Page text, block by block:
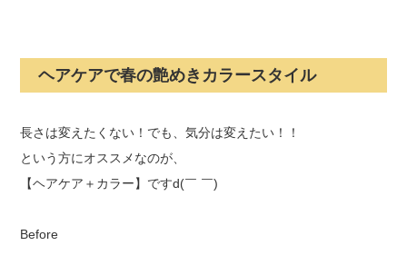
ヘアケアで春の艶めきカラースタイル
長さは変えたくない！でも、気分は変えたい！！
という方にオススメなのが、
【ヘアケア＋カラー】ですd(￣ ￣)
Before